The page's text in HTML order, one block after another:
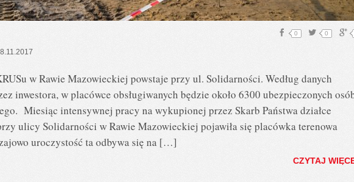
0
0
w Rawie Mazowieckiej powstaje przy ul. Solidarności. Według danych
inwestora, w placówce obsługiwanych będzie około 6300 ubezpieczonych
Miesiąc intensywnej pracy na wykupionej przez Skarb Państwa działce
ulicy Solidarności w Rawie Mazowieckiej pojawiła się placówka terenowa
uroczystość ta odbywa się na […]
CZYTAJ